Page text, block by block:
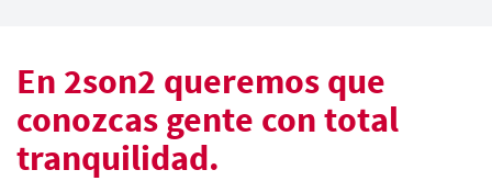
En 2son2 queremos que
conozcas gente con total
tranquilidad.